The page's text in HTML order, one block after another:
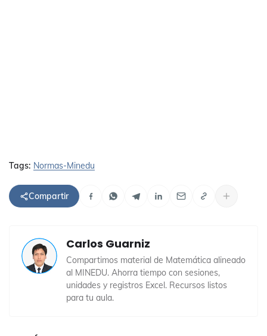
Tags: Normas-Minedu
Compartir
Carlos Guarniz
Compartimos material de Matemática alineado
al MINEDU. Ahorra tiempo con sesiones,
unidades y registros Excel. Recursos listos
para tu aula.